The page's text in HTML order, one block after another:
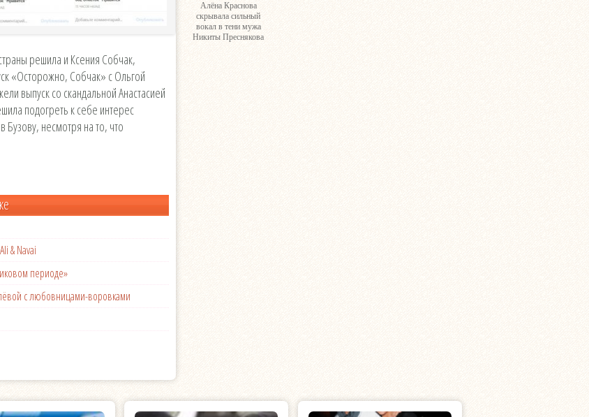
решила и Ксения Собчак,
«Осторожно, Собчак» с Ольгой
выпуск со скандальной Анастасией
подогреть к себе интерес
несмотря на то, что
& Navai
периоде»
с любовницами-воровками
Алёна Краснова
скрывала сильный
вокал в тени мужа
Никиты Преснякова